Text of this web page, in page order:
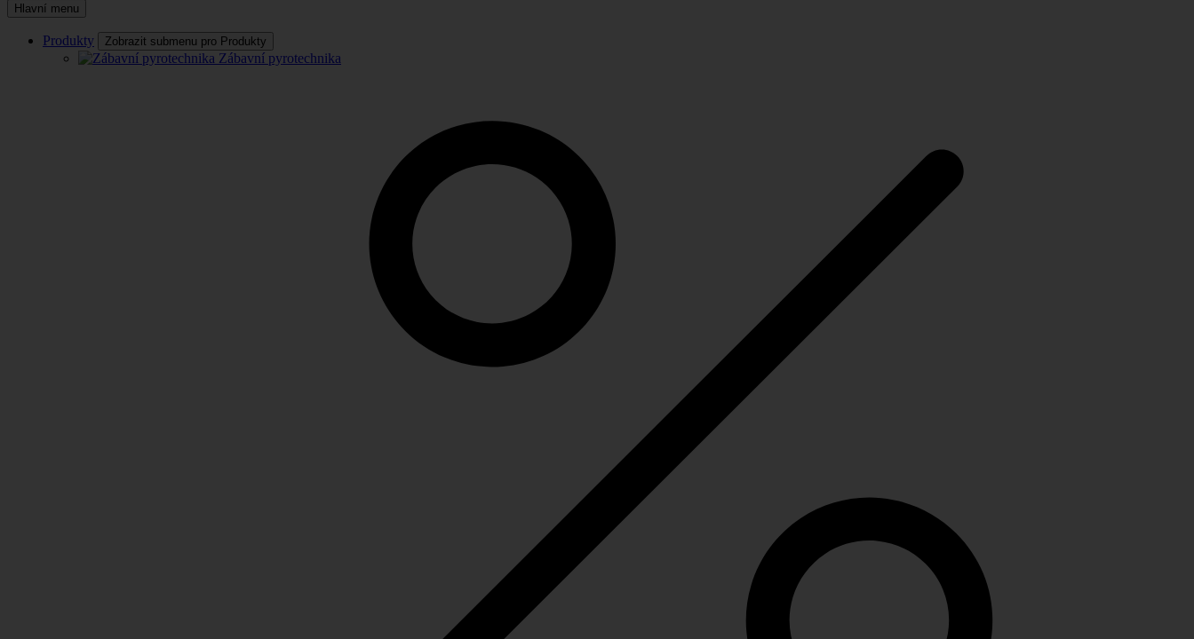
Hlavní menu
Produkty Zobrazit submenu pro Produkty
Zábavní pyrotechnika